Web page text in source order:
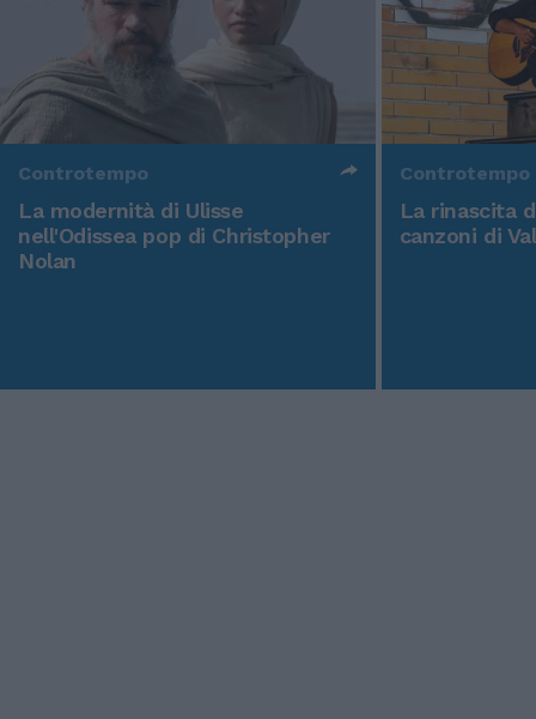
Controtempo
La modernità di Ulisse
nell'Odissea pop di Christopher
Nolan
Controtempo
La rinascita
canzoni di